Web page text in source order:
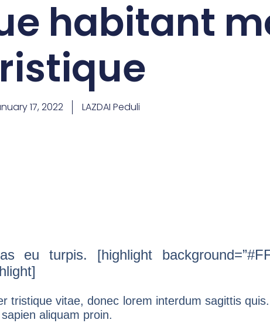
habitant
17, 2022 LAZDAI Peduli
eu turpis. [highlight
tristique vitae, donec lorem interdum sagittis
aliquam proin.